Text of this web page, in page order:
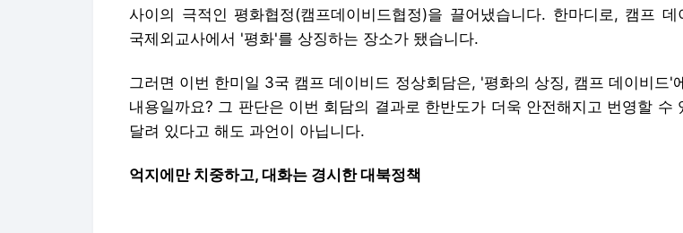
사이의 극적인 평화협정(캠프데이비드협정)을 끌어냈습니다. 한마디로, 캠프 데
국제외교사에서 '평화'를 상징하는 장소가 됐습니다.
그러면 이번 한미일 3국 캠프 데이비드 정상회담은, '평화의 상징, 캠프 데이비드'
내용일까요? 그 판단은 이번 회담의 결과로 한반도가 더욱 안전해지고 번영할 수
달려 있다고 해도 과언이 아닙니다.
억지에만 치중하고, 대화는 경시한 대북정책